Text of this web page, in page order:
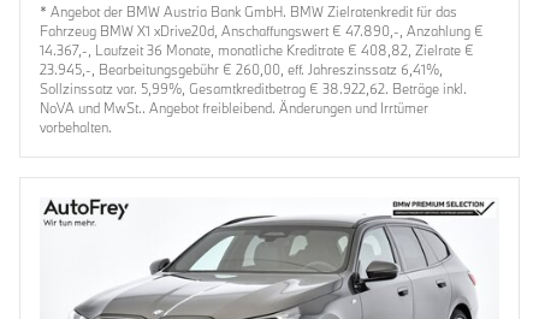
* Angebot der BMW Austria Bank GmbH. BMW Zielratenkredit für das
Fahrzeug BMW X1 xDrive20d, Anschaffungswert € 47.890,-, Anzahlung €
14.367,-, Laufzeit 36 Monate, monatliche Kreditrate € 408,82, Zielrate €
23.945,-, Bearbeitungsgebühr € 260,00, eff. Jahreszinssatz 6,41%,
Sollzinssatz var. 5,99%, Gesamtkreditbetrag € 38.922,62. Beträge inkl.
NoVA und MwSt.. Angebot freibleibend. Änderungen und Irrtümer
vorbehalten.